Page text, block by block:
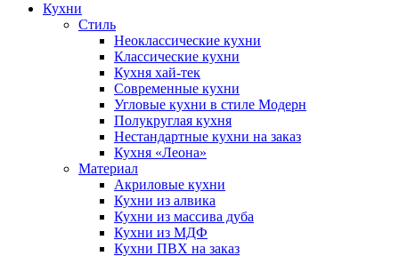
Кухни
Стиль
Неоклассические кухни
Классические кухни
Кухня хай-тек
Современные кухни
Угловые кухни в стиле Модерн
Полукруглая кухня
Нестандартные кухни на заказ
Кухня «Леона»
Материал
Акриловые кухни
Кухни из алвика
Кухни из массива дуба
Кухни из МДФ
Кухни ПВХ на заказ